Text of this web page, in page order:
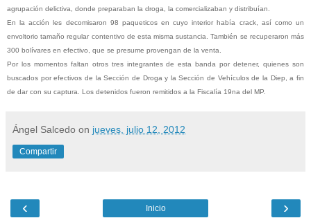
agrupación delictiva, donde preparaban la droga, la comercializaban y distribuían.
En la acción les decomisaron 98 paqueticos en cuyo interior había crack, así como un
envoltorio tamaño regular contentivo de esta misma sustancia. También se recuperaron más
300 bolívares en efectivo, que se presume provengan de la venta.
Por los momentos faltan otros tres integrantes de esta banda por detener, quienes son
buscados por efectivos de la Sección de Droga y la Sección de Vehículos de la Diep, a fin
de dar con su captura. Los detenidos fueron remitidos a la Fiscalía 19na del MP.
Ángel Salcedo on jueves, julio 12, 2012
Compartir
‹ ›
Inicio